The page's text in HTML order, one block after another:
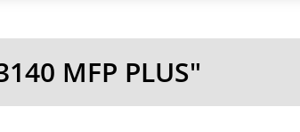
MFP PLUS"